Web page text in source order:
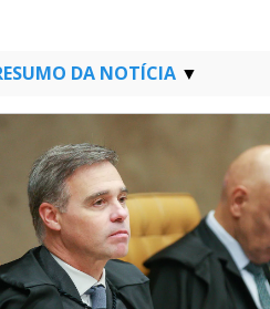
DA NOTÍCIA